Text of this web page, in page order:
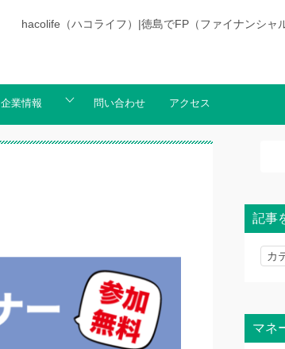
hacolife（ハコライフ）|徳島でFP（ファイナンシャ
企業情報 問い合わせ アクセス
記事
記
探
す
マネ